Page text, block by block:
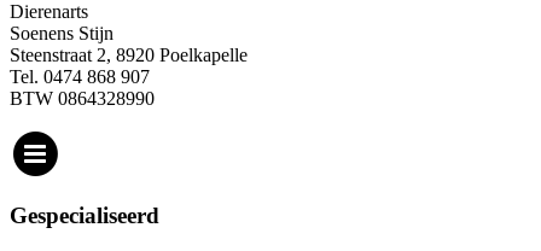
Dierenarts
Soenens Stijn
Steenstraat 2, 8920 Poelkapelle
Tel. 0474 868 907
BTW 0864328990
Gespecialiseerd